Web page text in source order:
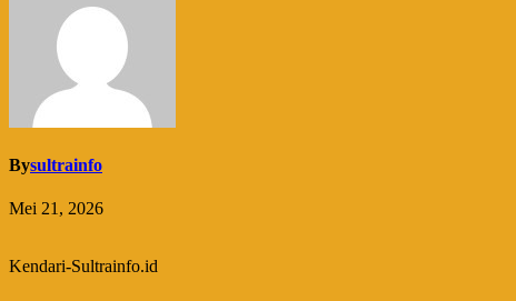
Bysultrainfo
Mei 21, 2026
Kendari-Sultrainfo.id